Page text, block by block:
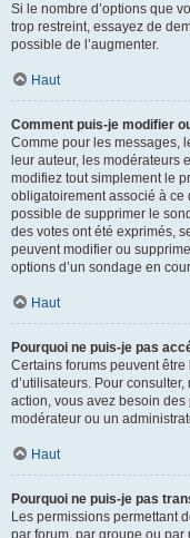
Si le nombre d’options que
trop restreint, essayez de
possible de l’augmenter.
Haut
Comment puis-je modifier
Comme pour les messages,
leur auteur, les modérateurs
modifiez tout simplement le
obligatoirement associé à ce
possible de supprimer le
des votes ont été exprimés,
peuvent modifier ou
options d’un sondage en
Haut
Pourquoi ne puis-je pas
Certains forums peuvent
d’utilisateurs. Pour
action, vous avez besoin
modérateur ou un
Haut
Pourquoi ne puis-je pas
Les permissions permettant
par forum, par groupe ou par